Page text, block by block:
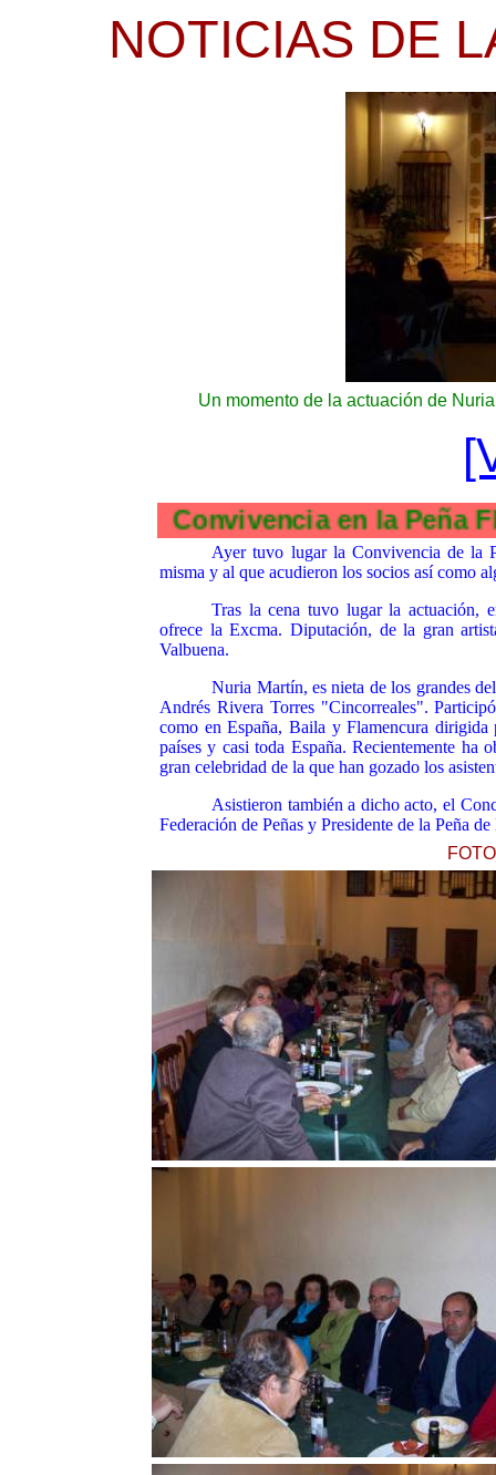
NOTICIAS DE
Un momento de la actuación de
Convivencia en
Ayertuvo lugar la Convivencia de la
misma y al que acudieron los socios así como
Tras la cena tuvo lugar la actuación,
ofrece la Excma. Diputación, de la gran
Valbuena.
Nuria Martín, es nieta de los grandes
Andrés Rivera Torres "Cincorreales".
como en España, Baila y Flamencura
países y casi toda España. Recientemente
gran celebridad de la que han gozado los
Asistieron también a dicho acto, el
Federación de Peñas y Presidente de la Peña